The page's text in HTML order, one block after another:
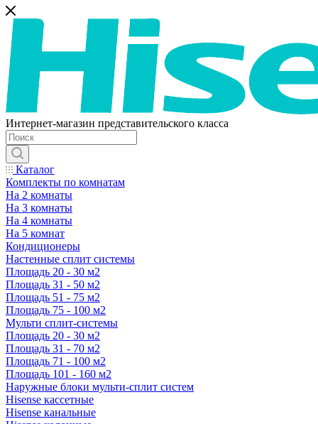
Интернет-магазин представительского класса
Каталог
Комплекты по комнатам
На 2 комнаты
На 3 комнаты
На 4 комнаты
На 5 комнат
Кондиционеры
Настенные сплит системы
Площадь 20 - 30 м2
Площадь 31 - 50 м2
Площадь 51 - 75 м2
Площадь 75 - 100 м2
Мульти сплит-системы
Площадь 20 - 30 м2
Площадь 31 - 70 м2
Площадь 71 - 100 м2
Площадь 101 - 160 м2
Наружные блоки мульти-сплит систем
Hisense кассетные
Hisense канальные